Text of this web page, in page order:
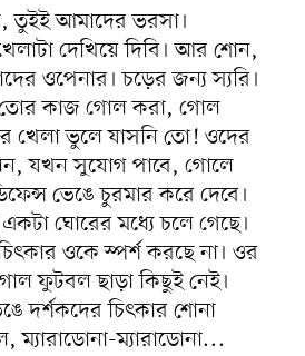
তুইই আমাদের ভরসা।
দেখিয়ে দিবি। আর শোন,
ওপেনার। চড়ের জন্য স্যরি।
কাজ গোল করা, গোল
খেলা ভুলে যাসনি তো! ওদের
যখন সুযোগ পাবে, গোলে
ভেঙে চুরমার করে দেবে।
ঘোরের মধ্যে চলে গেছে।
ওকে স্পর্শ করছে না। ওর
ফুটবল ছাড়া কিছুই নেই।
দর্শকদের চিত্কার শোনা
ম্যারাডোনা-ম্যারাডোনা...